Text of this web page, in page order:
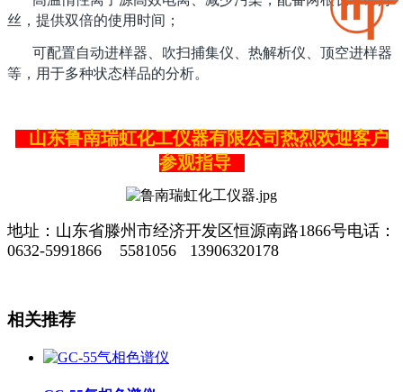
丝，提供双倍的使用时间；
可配置自动进样器、吹扫捕集仪、热解析仪、顶空进样器
等，用于多种状态样品的分析。
山东鲁南瑞虹化工仪器有限公司热烈欢迎客户
参观指导
地址：山东省滕州市经济开发区恒源南路1866号电话：
0632-5991866 5581056 13906320178
相关推荐